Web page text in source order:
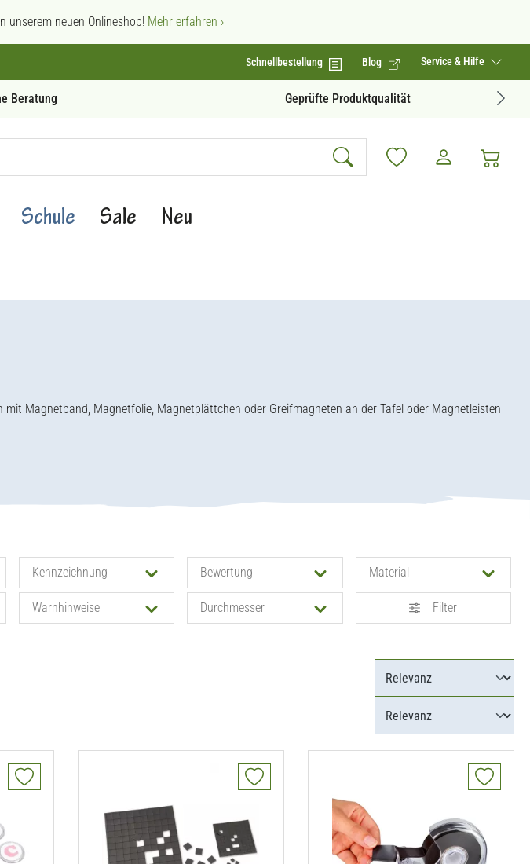
unserem neuen Onlineshop! Mehr erfahren ›
Schnellbestellung Blog Service & Hilfe
Beratung Geprüfte Produktqualität
Schule Sale Neu
Magnetband, Magnetfolie, Magnetplättchen oder Greifmagneten an der Tafel oder Magnetleisten
Kennzeichnung Bewertung Material
Warnhinweise Durchmesser Filter